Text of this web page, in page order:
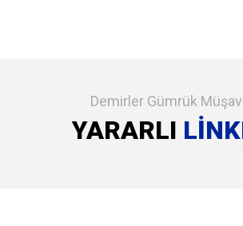
Demirler Gümrük
YARARLI